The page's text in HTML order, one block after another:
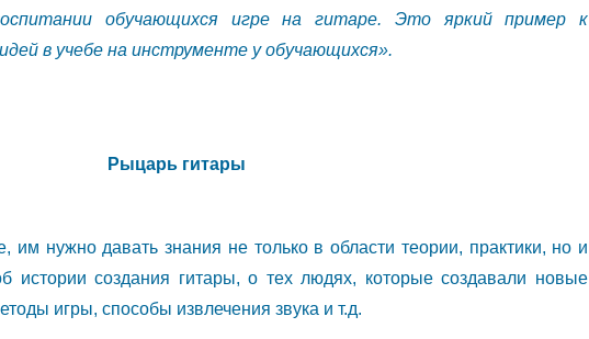
обучающихся игре на гитаре. Это яркий пример к
в учебе на инструменте у обучающихся».
Рыцарь гитары
им нужно давать знания не только в области теории, практики, но и
истории создания гитары, о тех людях, которые создавали новые
игры, способы извлечения звука и т.д.